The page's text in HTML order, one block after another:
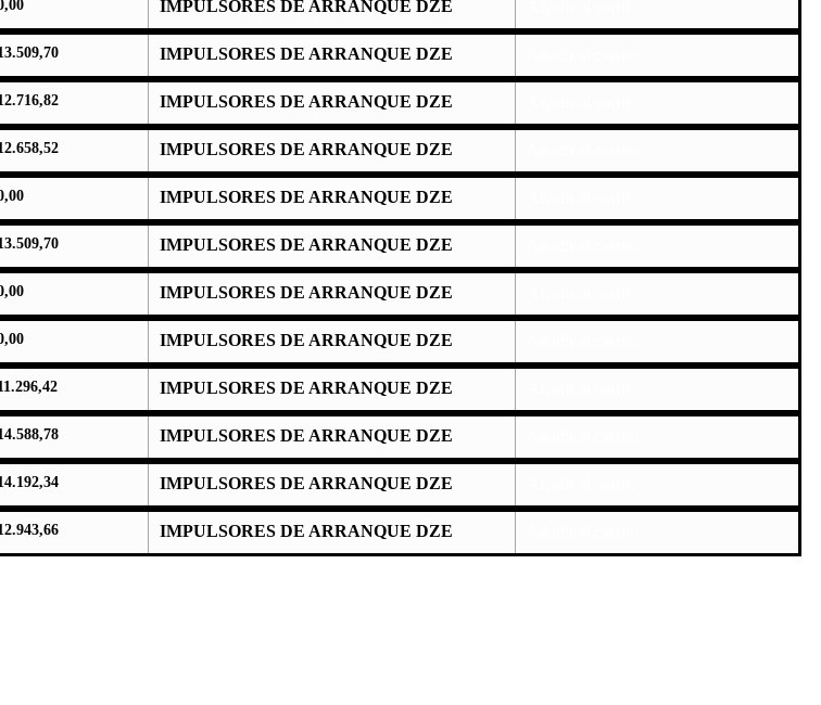
IMPULSORES DE ARRANQUE DZE
IMPULSORES DE ARRANQUE DZE
IMPULSORES DE ARRANQUE DZE
IMPULSORES DE ARRANQUE DZE
IMPULSORES DE ARRANQUE DZE
IMPULSORES DE ARRANQUE DZE
IMPULSORES DE ARRANQUE DZE
IMPULSORES DE ARRANQUE DZE
IMPULSORES DE ARRANQUE DZE
IMPULSORES DE ARRANQUE DZE
IMPULSORES DE ARRANQUE DZE
IMPULSORES DE ARRANQUE DZE